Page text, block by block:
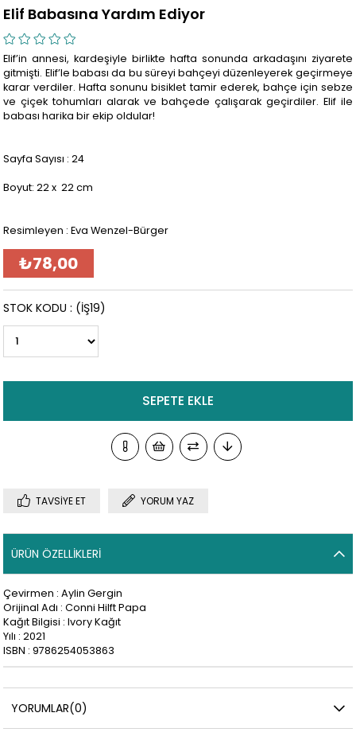
Elif Babasına Yardım Ediyor
Elif’in annesi, kardeşiyle birlikte hafta sonunda arkadaşını ziyarete
gitmişti. Elif’le babası da bu süreyi bahçeyi düzenleyerek geçirmeye
karar verdiler. Hafta sonunu bisiklet tamir ederek, bahçe için sebze
ve çiçek tohumları alarak ve bahçede çalışarak geçirdiler. Elif ile
babası harika bir ekip oldular!
Sayfa Sayısı : 24
Boyut: 22 x 22 cm
Resimleyen : Eva Wenzel-Bürger
₺78,00
(İŞ19)
STOK KODU
TAVSIYE ET YORUM YAZ
ÜRÜN ÖZELLIKLERI
Çevirmen : Aylin Gergin
Orijinal Adı : Conni Hilft Papa
Kağıt Bilgisi : Ivory Kağıt
Yılı : 2021
ISBN : 9786254053863
YORUMLAR(0)